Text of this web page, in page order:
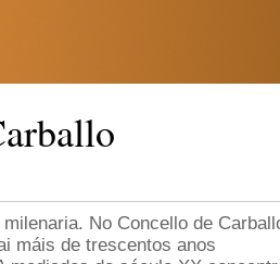
No Concello de
máis de trescentos anos